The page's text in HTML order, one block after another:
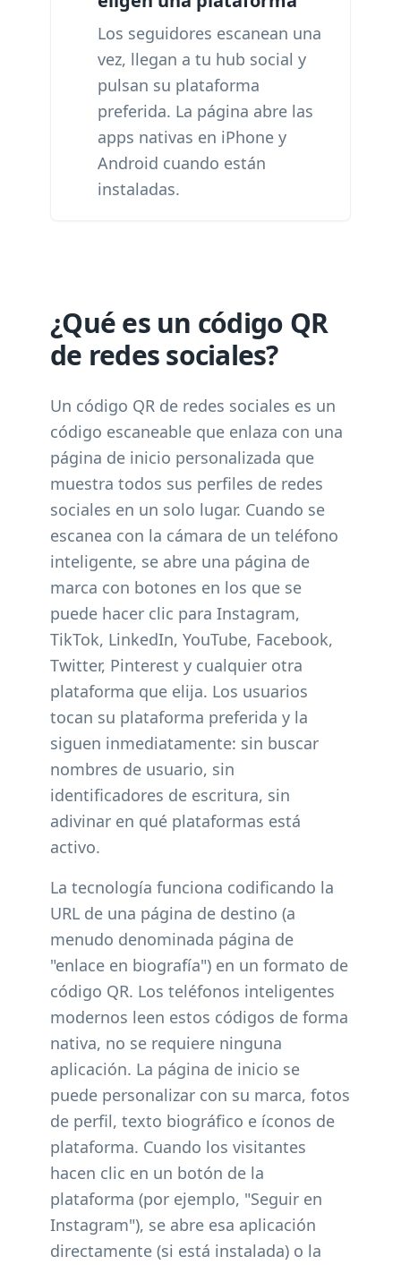
Los seguidores escanean una
vez, llegan a tu hub social y
pulsan su plataforma
preferida. La página abre las
apps nativas en iPhone y
Android cuando están
instaladas.
¿Qué es un código QR
de redes sociales?
Un código QR de redes sociales es un
código escaneable que enlaza con una
página de inicio personalizada que
muestra todos sus perfiles de redes
sociales en un solo lugar. Cuando se
escanea con la cámara de un teléfono
inteligente, se abre una página de
marca con botones en los que se
puede hacer clic para Instagram,
TikTok, LinkedIn, YouTube, Facebook,
Twitter, Pinterest y cualquier otra
plataforma que elija. Los usuarios
tocan su plataforma preferida y la
siguen inmediatamente: sin buscar
nombres de usuario, sin
identificadores de escritura, sin
adivinar en qué plataformas está
activo.
La tecnología funciona codificando la
URL de una página de destino (a
menudo denominada página de
"enlace en biografía") en un formato de
código QR. Los teléfonos inteligentes
modernos leen estos códigos de forma
nativa, no se requiere ninguna
aplicación. La página de inicio se
puede personalizar con su marca, fotos
de perfil, texto biográfico e íconos de
plataforma. Cuando los visitantes
hacen clic en un botón de la
plataforma (por ejemplo, "Seguir en
Instagram"), se abre esa aplicación
directamente (si está instalada) o la